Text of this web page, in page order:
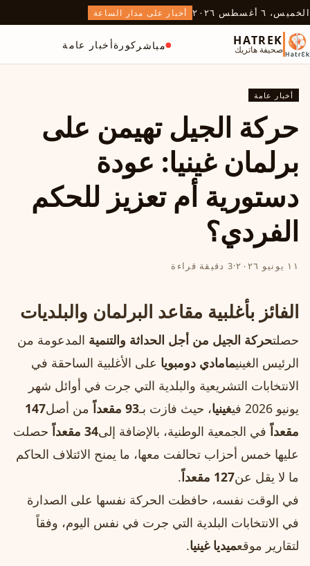
الخميس، ٦ أغسطس ٢٠٢٦ أخبار على مدار الساعة
HATREK
صحيفة هاتريك مباشر كورةأخبار عامة
أخبار عامة
حركة الجيل تهيمن على
برلمان غينيا: عودة
دستورية أم تعزيز للحكم
الفردي؟
١١ يونيو ٢٠٢٦ ·3 دقيقة قراءة
الفائز بأغلبية مقاعد البرلمان والبلديات
حصلتحركة الجيل من أجل الحداثة والتنمية المدعومة من
الرئيس الغينيمامادي دومبويا على الأغلبية الساحقة في
الانتخابات التشريعية والبلدية التي جرت في أوائل شهر
يونيو 2026 في
غينيا، حيث فازت بـ93 مقعداً من أصل147
مقعداً في الجمعية الوطنية، بالإضافة إلى34 مقعداً
حصلت
عليها خمس أحزاب تحالفت معها، ما يمنح الائتلاف الحاكم
ما لا يقل عن127 مقعداً
.
في الوقت نفسه، حافظت الحركة نفسها على الصدارة
في الانتخابات البلدية التي جرت في نفس اليوم، وفقاً
لتقارير موقعميديا غينيا.